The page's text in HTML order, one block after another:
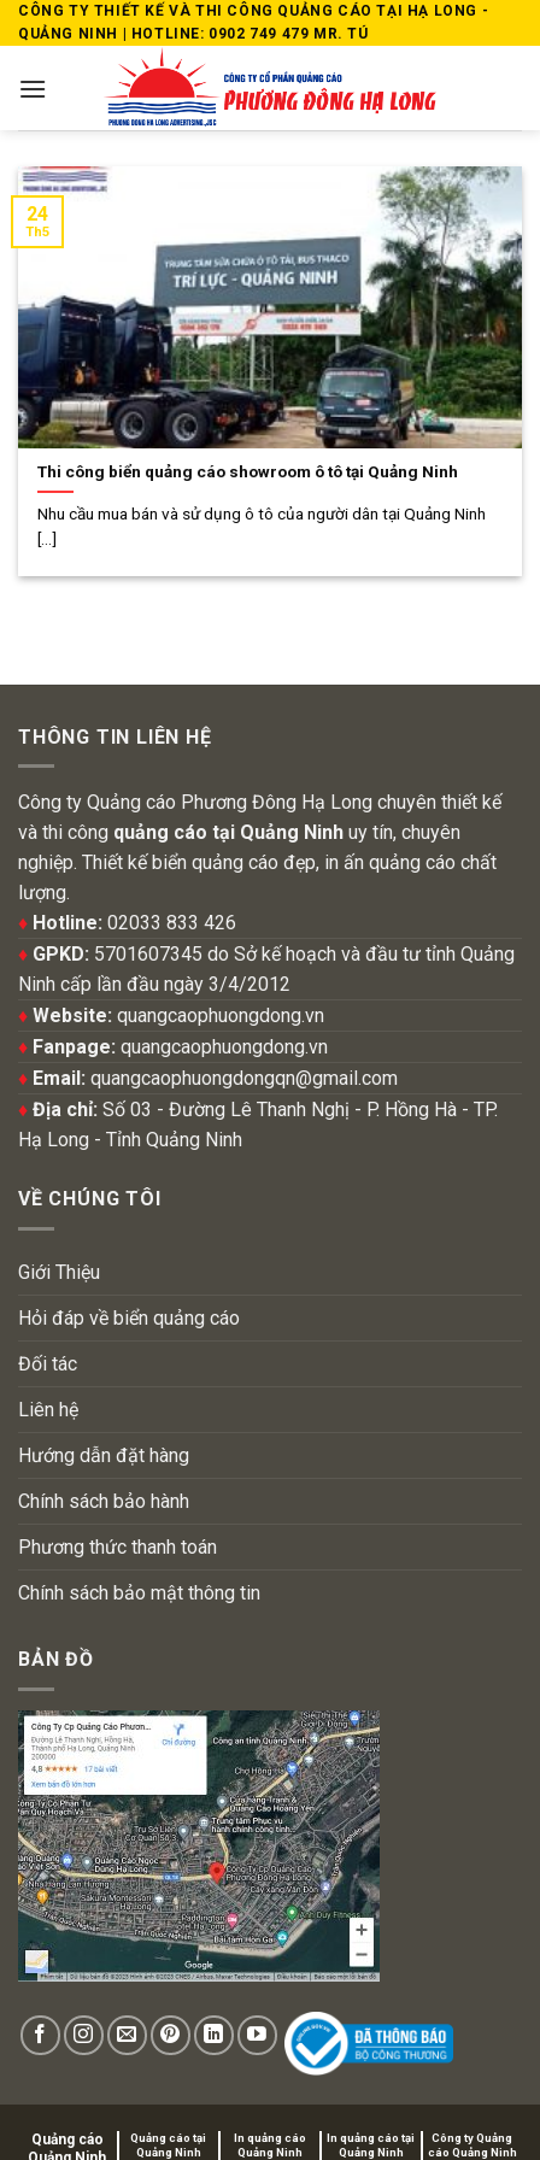
Skip
to
CÔNG TY THIẾT KẾ VÀ THI CÔNG QUẢNG CÁO TẠI HẠ LONG -
QUẢNG NINH | HOTLINE: 0902 749 479 MR. TÚ
Thi công biển quảng cáo showroom ô tô tại Quảng Ninh
Nhu cầu mua bán và sử dụng ô tô của người dân tại Quảng Ninh
[...]
24
Th5
THÔNG TIN LIÊN HỆ
Công ty Quảng cáo Phương Đông Hạ Long chuyên thiết kế
và thi công quảng cáo tại Quảng Ninh uy tín, chuyên
nghiệp. Thiết kế biển quảng cáo đẹp, in ấn quảng cáo chất
lượng.
♦ Hotline: 02033 833 426
♦ GPKD: 5701607345 do Sở kế hoạch và đầu tư tỉnh Quảng
Ninh cấp lần đầu ngày 3/4/2012
♦ Website: quangcaophuongdong.vn
♦ Fanpage: quangcaophuongdong.vn
♦ Email: quangcaophuongdongqn@gmail.com
♦ Địa chỉ: Số 03 - Đường Lê Thanh Nghị - P. Hồng Hà - TP.
Hạ Long - Tỉnh Quảng Ninh
VỀ CHÚNG TÔI
Giới Thiệu
Hỏi đáp về biển quảng cáo
Đối tác
Liên hệ
Hướng dẫn đặt hàng
Chính sách bảo hành
Phương thức thanh toán
Chính sách bảo mật thông tin
BẢN ĐỒ
Quảng cáo
Quảng cáo tại
Quảng Ninh
In quảng cáo
Quảng Ninh
In quảng cáo tại
Quảng Ninh
Công ty Quảng
cáo Quảng Ninh